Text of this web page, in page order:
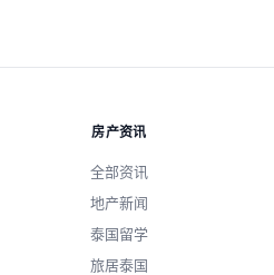
房产资讯
全部资讯
地产新闻
泰国留学
旅居泰国